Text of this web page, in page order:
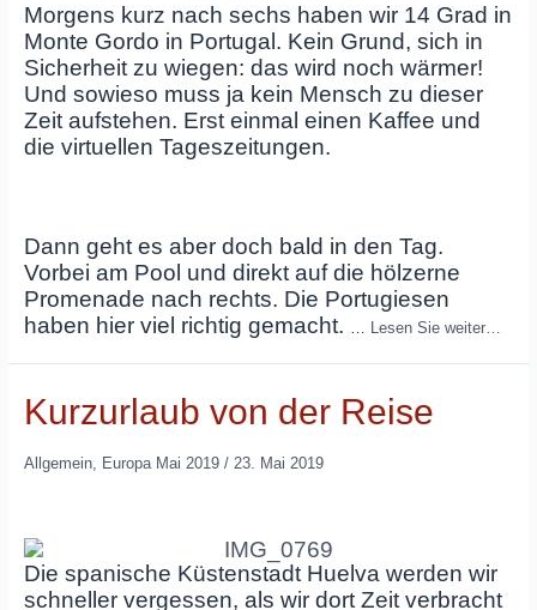
Morgens kurz nach sechs haben wir 14 Grad in
Monte Gordo in Portugal. Kein Grund, sich in
Sicherheit zu wiegen: das wird noch wärmer!
Und sowieso muss ja kein Mensch zu dieser
Zeit aufstehen. Erst einmal einen Kaffee und
die virtuellen Tageszeitungen.
Dann geht es aber doch bald in den Tag.
Vorbei am Pool und direkt auf die hölzerne
Promenade nach rechts. Die Portugiesen
haben hier viel richtig gemacht.
Lesen Sie weiter…
Kurzurlaub von der Reise
Allgemein, Europa Mai 2019/ 23. Mai 2019
Die spanische Küstenstadt Huelva werden wir
schneller vergessen, als wir dort Zeit verbracht